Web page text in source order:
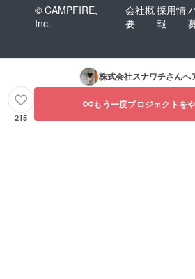
© CAMPFIRE,
Inc.
会社概
要
採用情
報
株式会社スナワチさんへ
215
もう一度プロジェクトを